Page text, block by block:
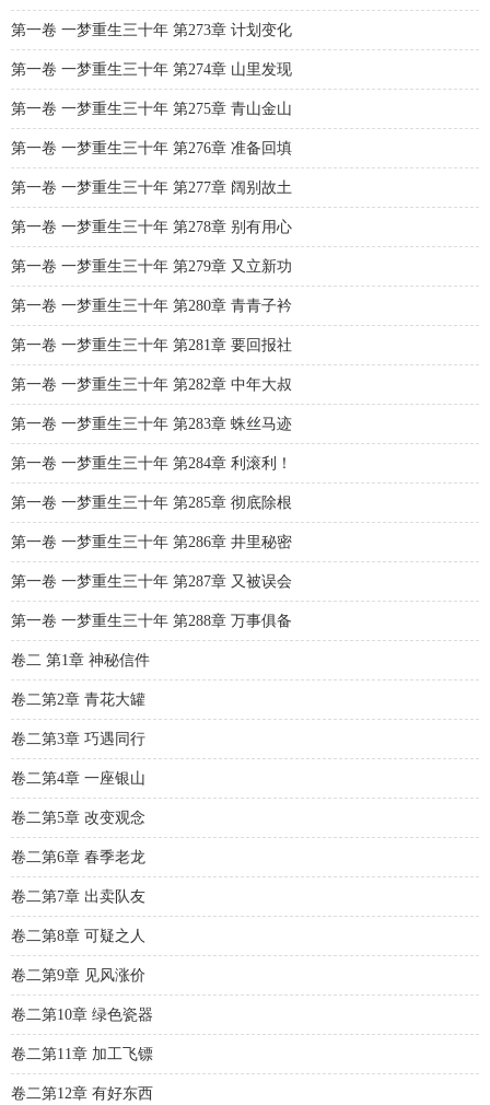
第一卷 一梦重生三十年 第273章 计划变化
第一卷 一梦重生三十年 第274章 山里发现
第一卷 一梦重生三十年 第275章 青山金山
第一卷 一梦重生三十年 第276章 准备回填
第一卷 一梦重生三十年 第277章 阔别故土
第一卷 一梦重生三十年 第278章 别有用心
第一卷 一梦重生三十年 第279章 又立新功
第一卷 一梦重生三十年 第280章 青青子衿
第一卷 一梦重生三十年 第281章 要回报社
第一卷 一梦重生三十年 第282章 中年大叔
第一卷 一梦重生三十年 第283章 蛛丝马迹
第一卷 一梦重生三十年 第284章 利滚利！
第一卷 一梦重生三十年 第285章 彻底除根
第一卷 一梦重生三十年 第286章 井里秘密
第一卷 一梦重生三十年 第287章 又被误会
第一卷 一梦重生三十年 第288章 万事俱备
卷二 第1章 神秘信件
卷二第2章 青花大罐
卷二第3章 巧遇同行
卷二第4章 一座银山
卷二第5章 改变观念
卷二第6章 春季老龙
卷二第7章 出卖队友
卷二第8章 可疑之人
卷二第9章 见风涨价
卷二第10章 绿色瓷器
卷二第11章 加工飞镖
卷二第12章 有好东西